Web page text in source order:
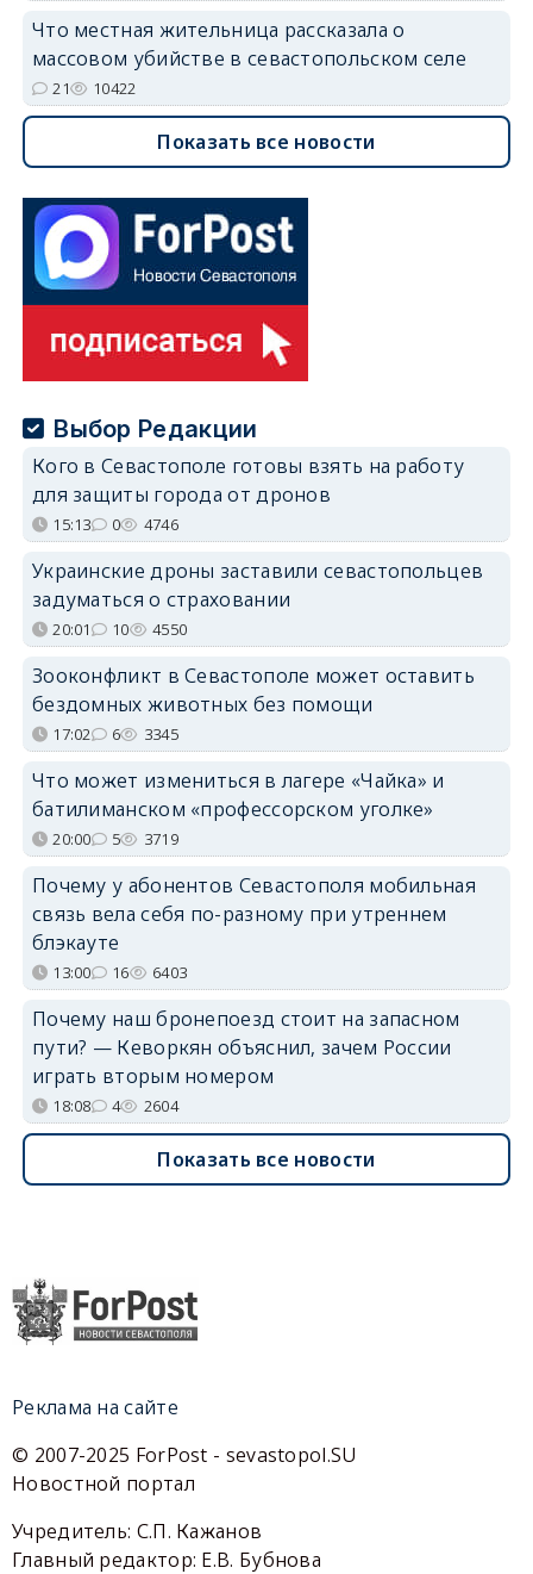
Что местная жительница рассказала о
массовом убийстве в севастопольском селе
21 10422
Показать все новости
Выбор Редакции
Кого в Севастополе готовы взять на работу
для защиты города от дронов
15:13 0 4746
Украинские дроны заставили севастопольцев
задуматься о страховании
20:01 10 4550
Зооконфликт в Севастополе может оставить
бездомных животных без помощи
17:02 6 3345
Что может измениться в лагере «Чайка» и
батилиманском «профессорском уголке»
20:00 5 3719
Почему у абонентов Севастополя мобильная
связь вела себя по-разному при утреннем
блэкауте
13:00 16 6403
Почему наш бронепоезд стоит на запасном
пути? — Кеворкян объяснил, зачем России
играть вторым номером
18:08 4 2604
Показать все новости
Реклама на сайте
© 2007-2025 ForPost - sevastopol.SU
Новостной портал
Учредитель: С.П. Кажанов
Главный редактор: Е.В. Бубнова